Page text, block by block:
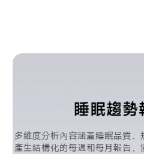
睡眠改善
分析您的睡眠資料以找出特定
食、作息和放鬆等方面提供量